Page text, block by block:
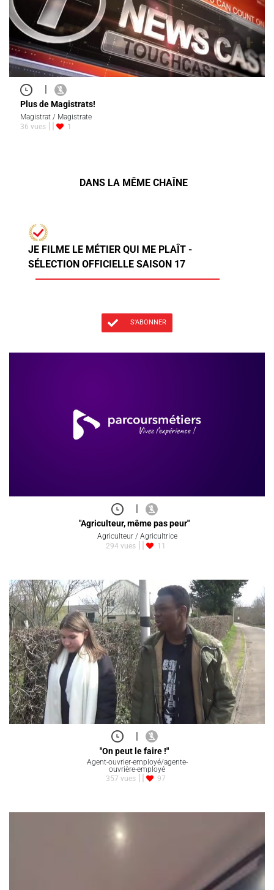
|
Plus de Magistrats!
Magistrat / Magistrate
36 vues
1
DANS LA MÊME CHAÎNE
JE FILME LE MÉTIER QUI ME PLAÎT -
SÉLECTION OFFICIELLE SAISON 17
S'ABONNER
"Agriculteur, même pas peur"
Agriculteur / Agricultrice
294 vues
11
|
"On peut le faire !"
Agent-ouvrier-employé/agente-
ouvrière-employé
357 vues
97